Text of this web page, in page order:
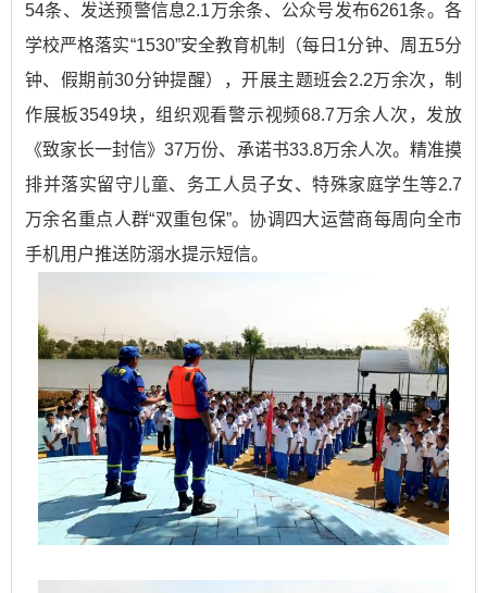
54条、发送预警信息2.1万余条、公众号发布6261条。各
学校严格落实“1530”安全教育机制（每日1分钟、周五5分
钟、假期前30分钟提醒），开展主题班会2.2万余次，制
作展板3549块，组织观看警示视频68.7万余人次，发放
《致家长一封信》37万份、承诺书33.8万余人次。精准摸
排并落实留守儿童、务工人员子女、特殊家庭学生等2.7
万余名重点人群“双重包保”。协调四大运营商每周向全市
手机用户推送防溺水提示短信。